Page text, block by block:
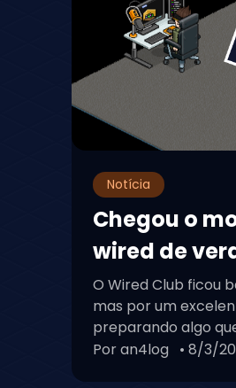
Notícia
Chegou o
wired de
O Wired Club ficou
mas por um
preparando algo
Por an4log • 8/3/